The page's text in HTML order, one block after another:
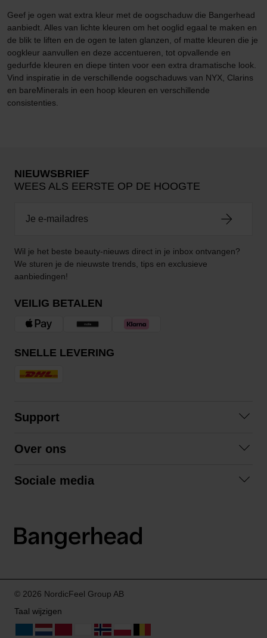
Geef je ogen wat extra kleur met de oogschaduw die Bangerhead
aanbiedt. Alles van lichte kleuren om het ooglid egaal te maken en
de blik te liften en de ogen te laten glanzen, of matte kleuren die je
oogkleur aanvullen en deze accentueren, tot opvallende en
gedurfde kleuren en diepe tinten voor een extra dramatische look.
Vind inspiratie in de verschillende oogschaduws van NYX, Clarins
en bareMinerals in een hoop kleuren en verschillende
consistenties.
NIEUWSBRIEF
WEES ALS EERSTE OP DE HOOGTE
Wil je het beste beauty-nieuws direct in je inbox ontvangen?
We sturen je de nieuwste trends, tips en exclusieve
aanbiedingen!
VEILIG BETALEN
SNELLE LEVERING
Support
Algemene voorwaarden
Over ons
Sociale media
LinkedIn
© 2026 NordicFeel Group AB
Taal wijzigen